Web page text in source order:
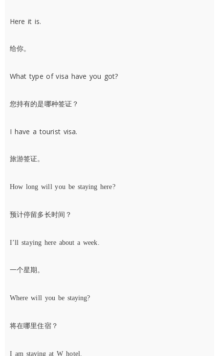
Here it is.
给你。
What type of visa have you got?
您持有的是哪种签证？
I have a tourist visa.
旅游签证。
How long will you be staying here?
预计停留多长时间？
I’ll staying here about a week.
一个星期。
Where will you be staying?
将在哪里住宿？
I am staying at W hotel.